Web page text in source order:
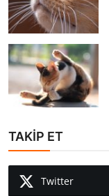
TAKİP ET
Twitter